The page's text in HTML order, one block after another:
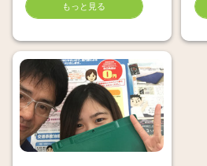
もっと見る